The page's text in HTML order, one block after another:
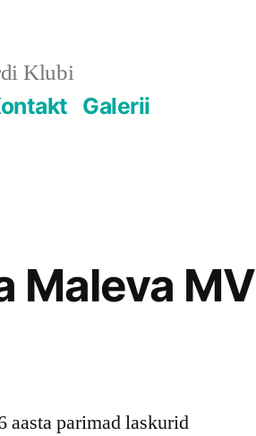
Klubi
Galerii
Maleva MV
parimad laskurid